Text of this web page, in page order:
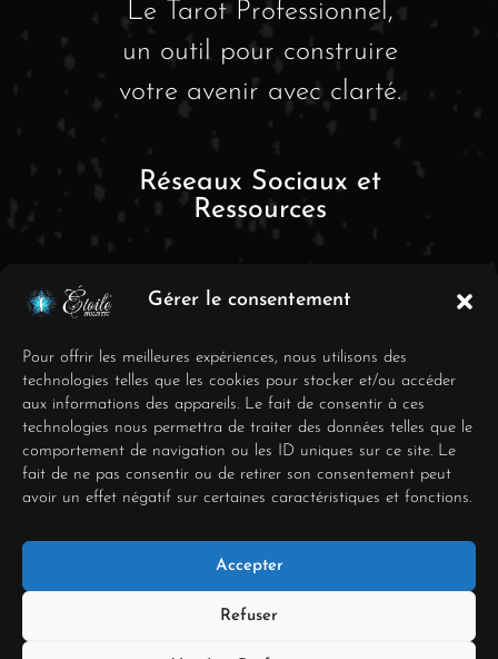
Gérer le consentement
Pour offrir les meilleures expériences, nous utilisons des
technologies telles que les cookies pour stocker et/ou accéder
aux informations des appareils. Le fait de consentir à ces
technologies nous permettra de traiter des données telles que le
comportement de navigation ou les ID uniques sur ce site. Le
fait de ne pas consentir ou de retirer son consentement peut
avoir un effet négatif sur certaines caractéristiques et fonctions.
Accepter
Refuser
Le Tarot Professionnel,
un outil pour construire
votre avenir avec clarté.
Réseaux Sociaux et
Ressources
FAQ
Mentions Légales
Conditions générales de
vente
Déclaration de
confidentialité
Politique de cookies